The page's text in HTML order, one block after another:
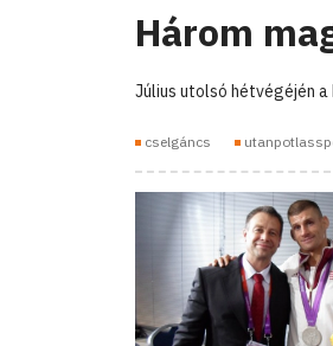
Három
Július utolsó hétvégéjén a
cselgáncs